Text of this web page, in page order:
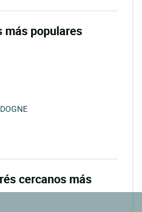
más populares
cercanos más